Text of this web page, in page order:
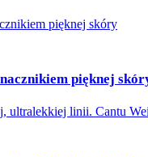
pięknej